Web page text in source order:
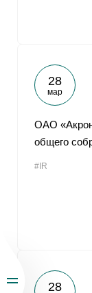
28
мар
ОАО
общего
#IR
28